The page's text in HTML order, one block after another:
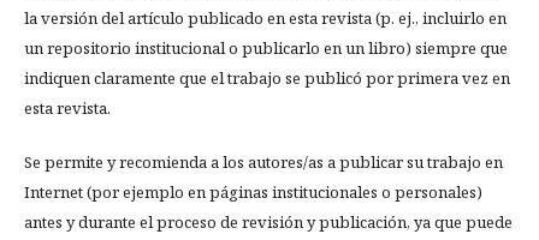
la versión del artículo publicado en esta revista (p. ej., incluirlo en
un repositorio institucional o publicarlo en un libro) siempre que
indiquen claramente que el trabajo se publicó por primera vez en
esta revista.
Se permite y recomienda a los autores/as a publicar su trabajo en
Internet (por ejemplo en páginas institucionales o personales)
antes y durante el proceso de revisión y publicación, ya que puede